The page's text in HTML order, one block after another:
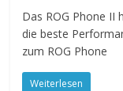
Das ROG Phone
die beste
zum ROG Phone
Weiterlesen